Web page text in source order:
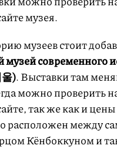
музея.
музеев стоит
современного
). Выставки там
можно проверить
так же как и
расположен между
Кёнбоккуном и